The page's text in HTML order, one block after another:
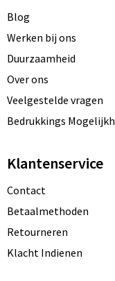
Blog
Werken bij ons
Duurzaamheid
Over ons
Veelgestelde vragen
Bedrukkings
Klantenservice
Contact
Betaalmethoden
Retourneren
Klacht Indienen